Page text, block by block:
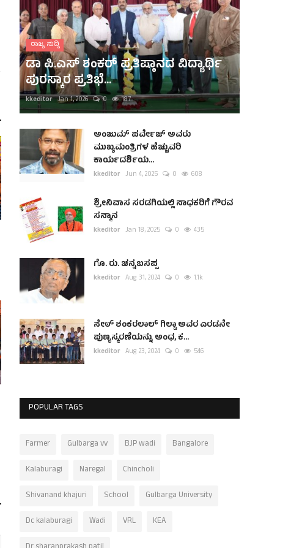
ರಾಜ್ಯ ಸುದ್ದಿ
ಡಾ ಪಿ.ಎಸ್ ಶಂಕರ್ ಪ್ರತಿಷ್ಠಾನದ ವಿದ್ಯಾರ್ಥಿ
ಪುರಸ್ಕಾರ ಪ್ರತಿಭೆ...
kkeditor Jan 1, 2026 0 187
ಅಂಜುಮ್ ಪರ್ವೇಜ್ ಅವರು
ಮುಖ್ಯಮಂತ್ರಿಗಳ ಹೆಚ್ಚುವರಿ
ಕಾರ್ಯದರ್ಶಿಯ...
kkeditor Jun 4, 2025 0 608
ಶ್ರೀನಿವಾಸ ಸರಡಗಿಯಲ್ಲಿ ಸಾಧಕರಿಗೆ ಗೌರವ
ಸನ್ಮಾನ
kkeditor Jan 18, 2025 0 435
ಗೊ. ರು. ಚನ್ನಬಸಪ್ಪ
kkeditor Aug 31, 2024 0 1.1k
ಸೇಠ್ ಶಂಕರಲಾಲ್ ಗಿಲ್ಡಾ ಅವರ ಎರಡನೇ
ಪುಣ್ಯಸ್ಮರಣೆಯನ್ನು ಅಂಧ, ಕ...
kkeditor Aug 23, 2024 0 546
POPULAR TAGS
Farmer Gulbarga vv BJP wadi
Bangalore
Kalaburagi
Naregal
Chincholi
Shivanand khajuri
School
Gulbarga University
Dc kalaburagi
Wadi VRL
KEA